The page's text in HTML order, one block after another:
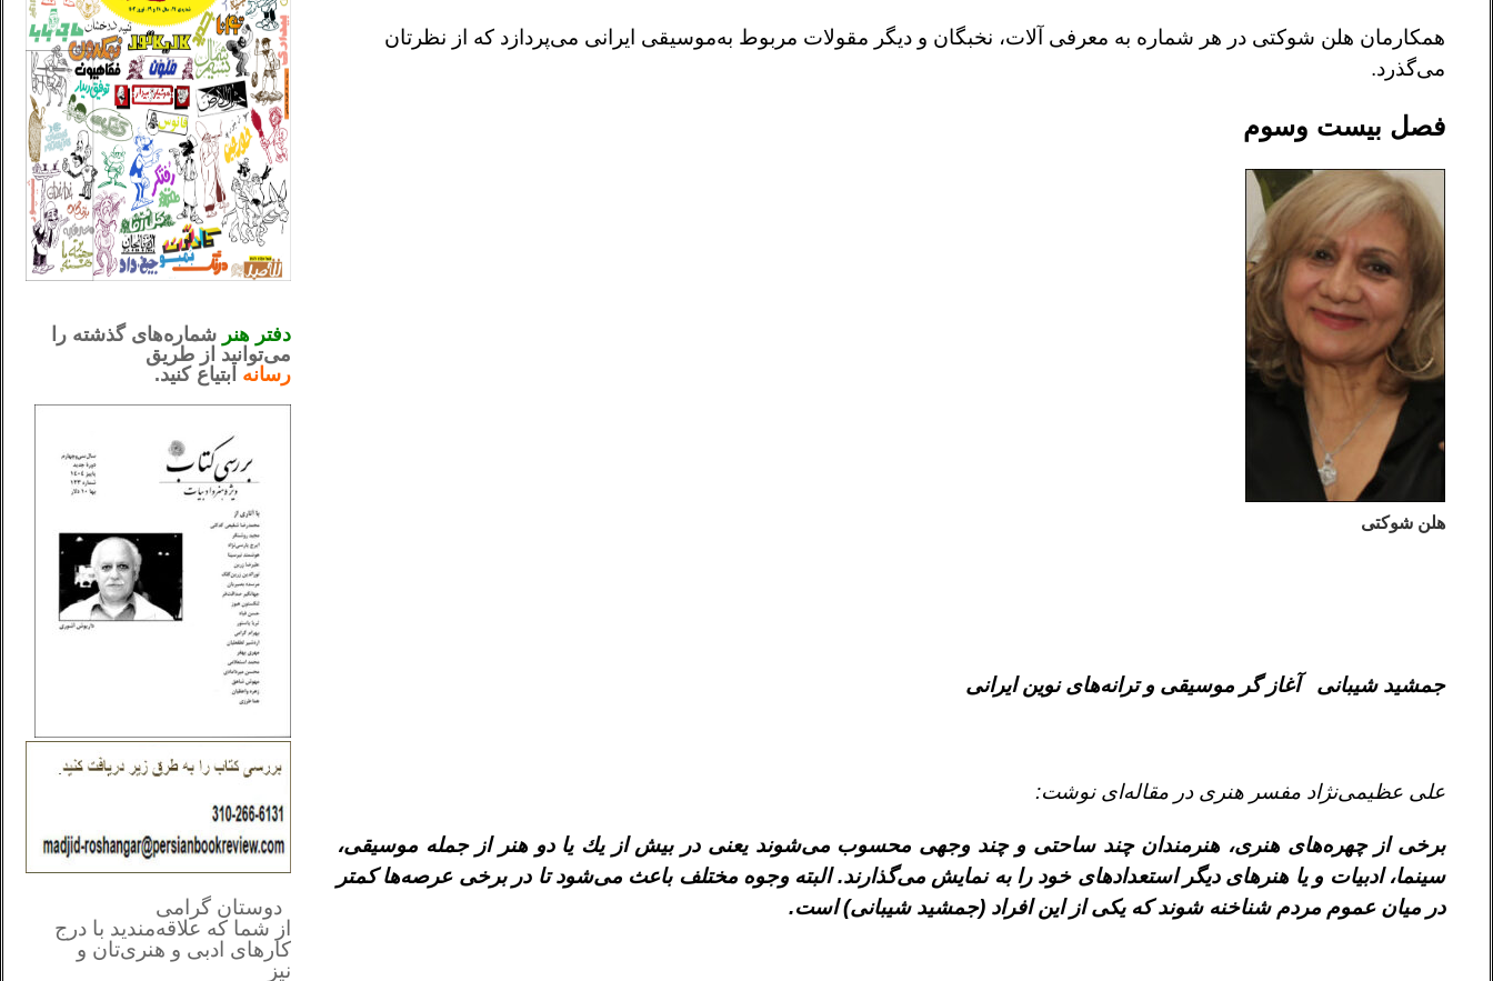
همکارمان هلن شوکتی در هر شماره به معرفی آلات، نخبگان و دیگر مقولات مربوط به‌موسیقی ایرانی می‌پردازد که از نظرتان
می‌گذرد.
فصل بیست وسوم
هلن شوکتی
جمشيد شيبانى آغاز گر موسيقى و ترانه‌هاى نوين ايرانى
على عظيمى‌نژاد مفسر هنرى در مقاله‌اى نوشت:
برخى از چهره‌هاى هنرى، هنرمندان چند ساحتى و چند وجهى محسوب مى‌شوند يعنى در بيش از يك يا دو هنر از جمله موسيقى،
سينما، ادبيات و يا هنرهاى ديگر استعدادهاى خود را به نمايش مى‌گذارند. البته وجوه مختلف باعث مى‌شود تا در برخى عرصه‌ها كمتر
در ميان عموم مردم شناخنه شوند كه يكى از اين افراد (جمشيد شيبانى) است.
دفتر هنر شماره‌های گذشته را
می‌توانید از طریق
رسانه ابتیاع کنید.
دوستان گرامی
از شما که علاقه‌مندید با درج
کارهای‌ ادبی و هنری‌تان و
نیز